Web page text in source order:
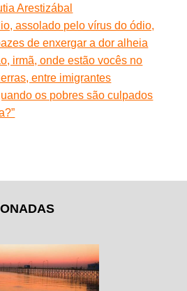
Arestizábal
assolado pelo vírus do ódio,
de enxergar a dor alheia
irmã, onde estão vocês no
entre imigrantes
os pobres são culpados